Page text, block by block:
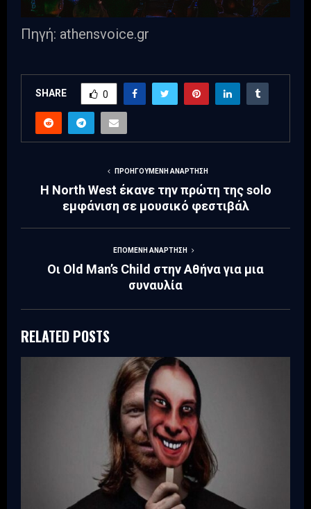
Πηγή: athensvoice.gr
SHARE 0
ΠΡΟΗΓΟΎΜΕΝΗ ΑΝΆΡΤΗΣΗ
Η North West έκανε την πρώτη της solo
εμφάνιση σε μουσικό φεστιβάλ
ΕΠΌΜΕΝΗ ΑΝΆΡΤΗΣΗ
Οι Old Man’s Child στην Αθήνα για μια
συναυλία
RELATED POSTS